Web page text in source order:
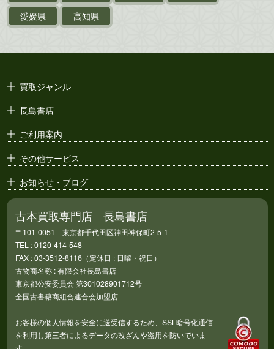
ポスター・チラシ・
愛媛県
高知県
買取ジャンル
長島書店
ご利用案内
その他サービス
お知らせ・ブログ
古本買取専門店 長島書店
〒101-0051 東京都千代田区神田神保町2-5-1
TEL : 0120-414-548
FAX : 03-3512-8116（定休日 : 日曜・祝日）
古物商名称 : 有限会社長島書店
東京都公安委員会 第301028901712号
全国古書籍商組合連合会加盟店
お客様の個人情報を安全に送受信するため、SSL暗号化通信
を利用し第三者によるデータの改ざんや盗用を防いでいま